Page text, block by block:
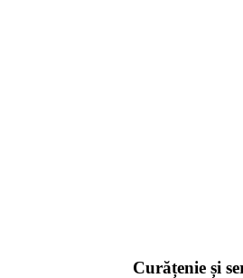
Curățenie și